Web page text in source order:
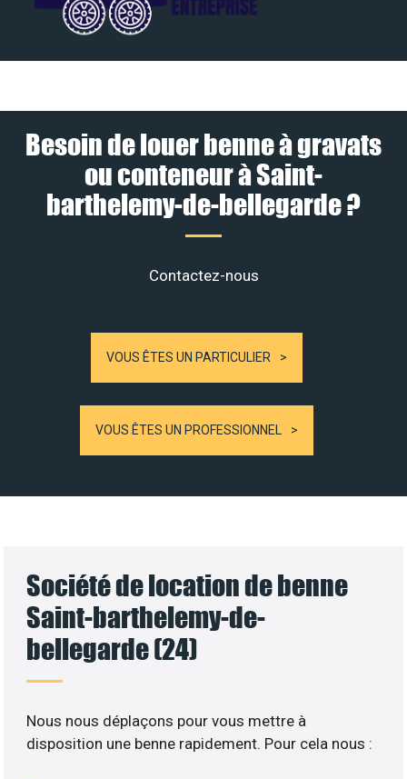
Besoin de louer benne à gravats
ou conteneur à Saint-
barthelemy-de-bellegarde ?
Contactez-nous
VOUS ÊTES UN PARTICULIER
VOUS ÊTES UN PROFESSIONNEL
Société de location de benne
Saint-barthelemy-de-
bellegarde (24)
Nous nous déplaçons pour vous mettre à
disposition une benne rapidement. Pour cela nous :